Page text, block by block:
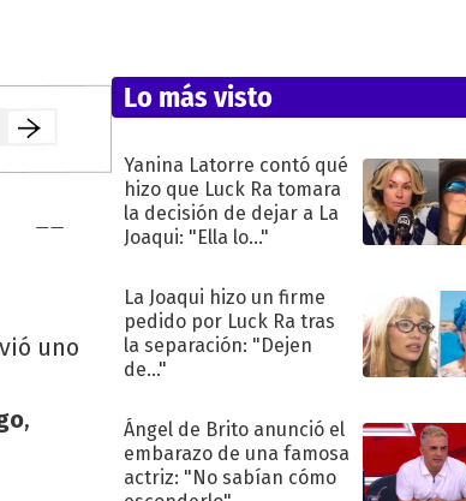
uno
,
Lo más visto
Yanina Latorre contó qué
hizo que Luck Ra tomara
la decisión de dejar a La
Joaqui: "Ella lo..."
La Joaqui hizo un firme
pedido por Luck Ra tras
la separación: "Dejen
de..."
Ángel de Brito anunció el
embarazo de una famosa
actriz: "No sabían cómo